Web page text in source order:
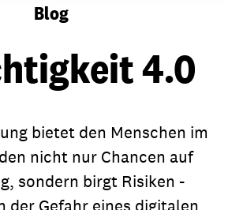
Blog
4.0
bietet den Menschen im
nicht nur Chancen auf
sondern birgt Risiken -
der Gefahr eines digitalen